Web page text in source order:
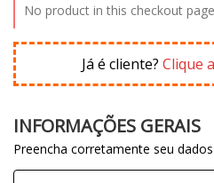
No product in this checkout page
Já é cliente? Clique
INFORMAÇÕES GERAIS
Preencha corretamente seu dados